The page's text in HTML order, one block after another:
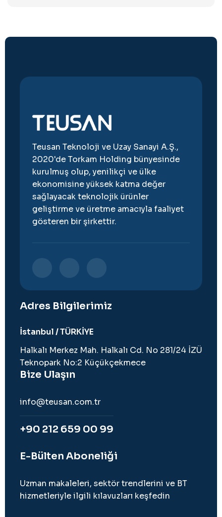
Teusan Teknoloji ve Uzay Sanayi A.Ş.,
2020'de Torkam Holding bünyesinde
kurulmuş olup, yenilikçi ve ülke
ekonomisine yüksek katma değer
sağlayacak teknolojik ürünler
geliştirme ve üretme amacıyla faaliyet
gösteren bir şirkettir.
Adres Bilgilerimiz
İstanbul / TÜRKİYE
Halkalı Merkez Mah. Halkalı Cd. No 281/24 İZÜ
Teknopark No:2 Küçükçekmece
Bize Ulaşın
info@teusan.com.tr
+90 212 659 00 99
E-Bülten Aboneliği
Uzman makaleleri, sektör trendlerini ve BT
hizmetleriyle ilgili kılavuzları keşfedin